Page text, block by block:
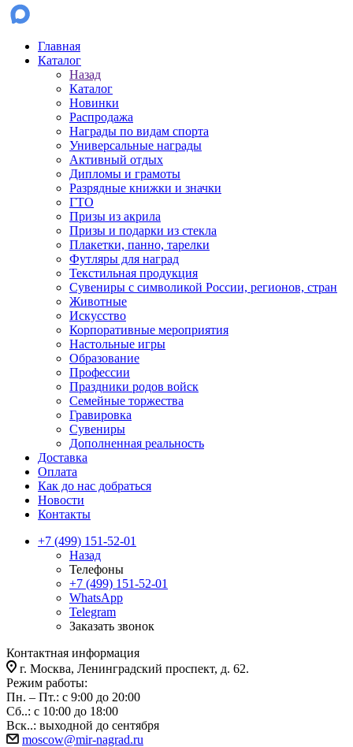
Главная
Каталог
Назад
Каталог
Новинки
Распродажа
Награды по видам спорта
Универсальные награды
Активный отдых
Дипломы и грамоты
Разрядные книжки и значки
ГТО
Призы из акрила
Призы и подарки из стекла
Плакетки, панно, тарелки
Футляры для наград
Текстильная продукция
Сувениры с символикой России, регионов, стран
Животные
Искусство
Корпоративные мероприятия
Настольные игры
Образование
Профессии
Праздники родов войск
Семейные торжества
Гравировка
Сувениры
Дополненная реальность
Доставка
Оплата
Как до нас добраться
Новости
Контакты
+7 (499) 151-52-01
Назад
Телефоны
+7 (499) 151-52-01
WhatsApp
Telegram
Заказать звонок
Контактная информация
г. Москва, Ленинградский проспект, д. 62.
Режим работы:
Пн. – Пт.: с 9:00 до 20:00
Сб..: с 10:00 до 18:00
Вск..: выходной до сентября
moscow@mir-nagrad.ru